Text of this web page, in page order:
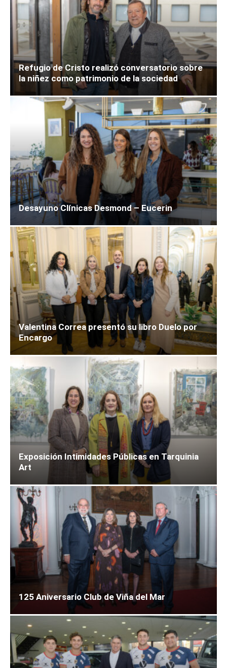
Refugio de Cristo realizó conversatorio sobre
la niñez como patrimonio de la sociedad
Desayuno Clínicas Desmond – Eucerin
Valentina Correa presentó su libro Duelo por
Encargo
Exposición Intimidades Públicas en Tarquinia
Art
125 Aniversario Club de Viña del Mar